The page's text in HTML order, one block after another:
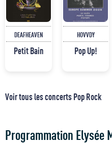
DEAFHEAVEN
Petit Bain
HOVVDY
Pop Up!
Voir tous les concerts Pop Rock
Programmation Elysée